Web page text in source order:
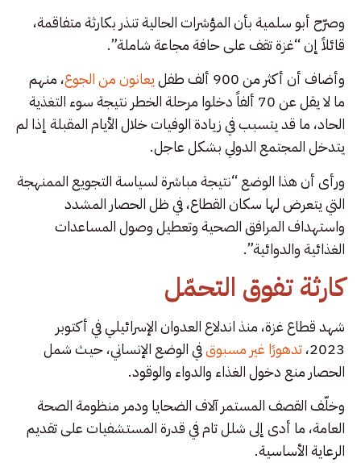
وصرّح أبو سلمية بأن المؤشرات الحالية تنذر بكارثة متفاقمة،
قائلاً إن “غزة تقف على حافة مجاعة شاملة”.
وأضاف أن أكثر من 900 ألف طفل
يعانون من الجوع، منهم
ما لا يقل عن 70 ألفاً دخلوا مرحلة الخطر نتيجة سوء التغذية
الحاد، ما قد يتسبب في زيادة الوفيات خلال الأيام المقبلة إذا لم
يتدخل المجتمع الدولي بشكل عاجل.
ورأى أن هذا الوضع “نتيجة مباشرة لسياسة التجويع الممنهجة
التي يتعرض لها سكان القطاع، في ظل الحصار المشدد
واستهداف المرافق الصحية وتعطيل وصول المساعدات
الغذائية والدوائية”.
كارثة تفوق التحمّل
شهد قطاع غزة، منذ اندلاع العدوان الإسرائيلي في أكتوبر
2023، تدهورًا غير مسبوقفي الوضع الإنساني، حيث شمل
الحصار منع دخول الغذاء والدواء والوقود.
وخلّف القصف المستمر آلاف الضحايا ودمر منظومة الصحة
العامة، ما أدى إلى شلل تام في قدرة المستشفيات على تقديم
الرعاية الأساسية.